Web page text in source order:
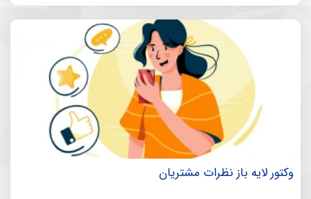
وکتور لایه باز نظرات مشتریان